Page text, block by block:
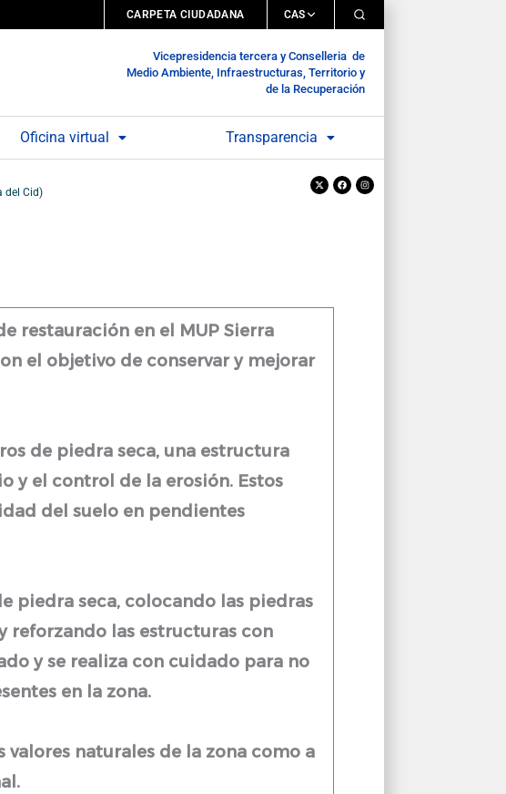
CARPETA CIUDADANA CAS
Vicepresidencia tercera y Conselleria de
Medio Ambiente, Infraestructuras, Territorio y
de la Recuperación
Oficina virtual Transparencia
del Cid)
twitter
restauración en el MUP Sierra
el objetivo de conservar y mejorar
de piedra seca, una estructura
el control de la erosión. Estos
del suelo en pendientes
piedra seca, colocando las piedras
reforzando las estructuras con
y se realiza con cuidado para no
en la zona.
naturales de la zona como a